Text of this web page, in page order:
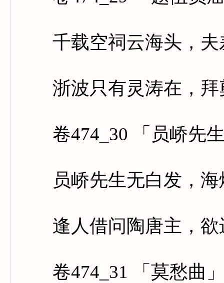
千载空祠云海头，夫
浙波只有灵涛在，拜
卷474_30 「员峤先
员峤先生无白发，海
逢人借问陶唐主，欲
卷474_31 「莫愁曲